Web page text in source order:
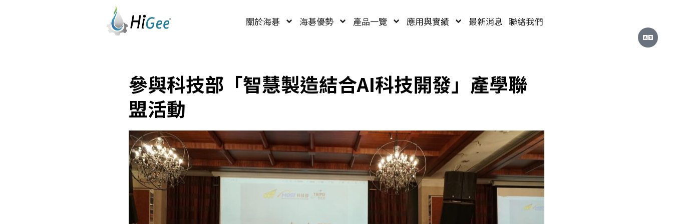
關於海碁 海碁優勢 產品一覽 應用與實績 最新消息 聯絡我們
參與科技部「智慧製造結合AI科技開發」產學聯
盟活動